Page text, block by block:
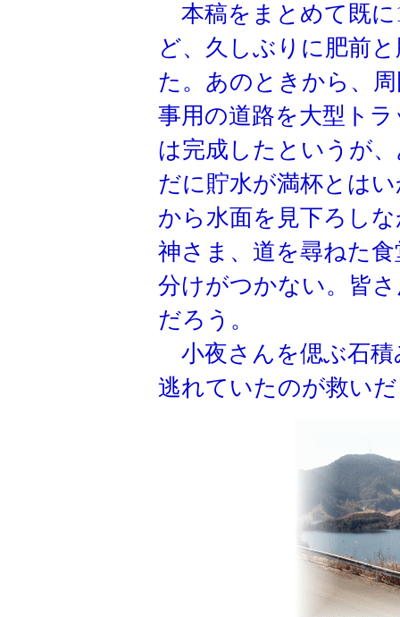
本稿をまとめて既
ど、久しぶりに肥前
た。あのときから、
事用の道路を大型ト
は完成したというが
だに貯水が満杯とは
から水面を見下ろし
神さま、道を尋ねた
分けがつかない。皆
だろう。
小夜さんを偲ぶ石積
逃れていたのが救い